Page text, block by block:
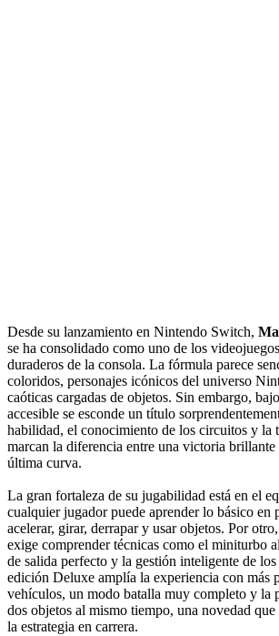
Desde su lanzamiento en Nintendo Switch,
se ha consolidado como uno de los
duraderos de la consola. La fórmula parece
coloridos, personajes icónicos del universo
caóticas cargadas de objetos. Sin embargo,
accesible se esconde un título
habilidad, el conocimiento de los circuitos y la
marcan la diferencia entre una victoria brillante
última curva.
La gran fortaleza de su jugabilidad está en el
cualquier jugador puede aprender lo básico en
acelerar, girar, derrapar y usar objetos. Por
exige comprender técnicas como el miniturbo
de salida perfecto y la gestión inteligente de
edición Deluxe amplía la experiencia con más
vehículos, un modo batalla muy completo y la
dos objetos al mismo tiempo, una novedad
la estrategia en carrera.